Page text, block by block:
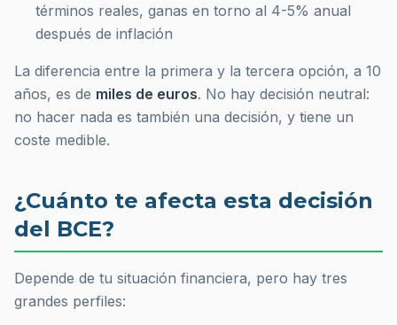
términos reales, ganas en torno al 4-5% anual
después de inflación
La diferencia entre la primera y la tercera opción, a 10
años, es de miles de euros. No hay decisión neutral:
no hacer nada es también una decisión, y tiene un
coste medible.
¿Cuánto te afecta esta decisión
del BCE?
Depende de tu situación financiera, pero hay tres
grandes perfiles: